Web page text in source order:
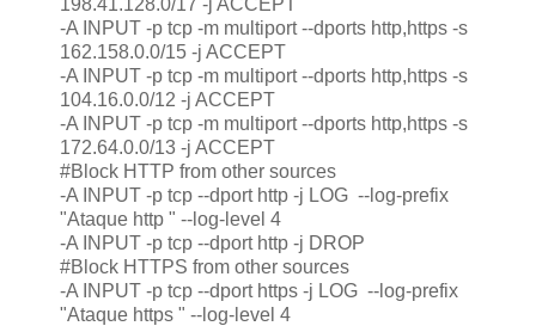
-A INPUT -p tcp -m multiport --dports http,https -s
162.158.0.0/15 -j ACCEPT
-A INPUT -p tcp -m multiport --dports http,https -s
104.16.0.0/12 -j ACCEPT
-A INPUT -p tcp -m multiport --dports http,https -s
172.64.0.0/13 -j ACCEPT
#Block HTTP from other sources
-A INPUT -p tcp --dport http -j LOG --log-prefix
"Ataque http " --log-level 4
-A INPUT -p tcp --dport http -j DROP
#Block HTTPS from other sources
-A INPUT -p tcp --dport https -j LOG --log-prefix
"Ataque https " --log-level 4